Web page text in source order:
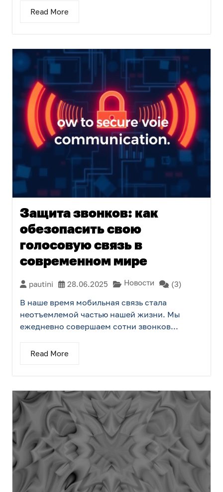
Read More
Защита звонков: как
обезопасить свою
голосовую связь в
современном мире
pautini 28.06.2025 Новости (3)
В наше время мобильная связь стала
неотъемлемой частью нашей жизни. Мы
ежедневно совершаем сотни звонков...
Read More